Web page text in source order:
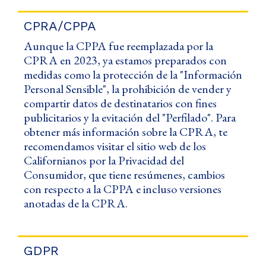
CPRA/CPPA
Aunque la CPPA fue reemplazada por la
CPRA en 2023, ya estamos preparados con
medidas como la protección de la "Información
Personal Sensible", la prohibición de vender y
compartir datos de destinatarios con fines
publicitarios y la evitación del "Perfilado". Para
obtener más información sobre la CPRA, te
recomendamos visitar el sitio web de los
Californianos por la Privacidad del
Consumidor, que tiene resúmenes, cambios
con respecto a la CPPA e incluso versiones
anotadas de la CPRA.
GDPR